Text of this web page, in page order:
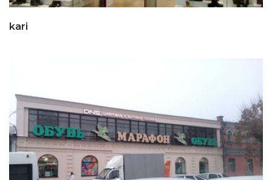
kari